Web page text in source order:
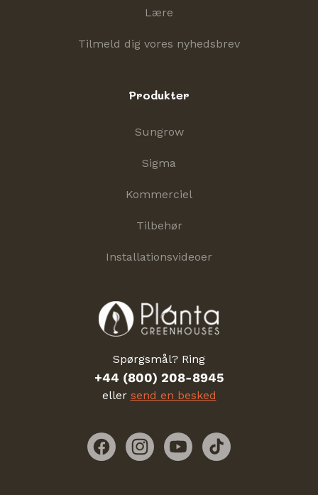
Lære
Tilmeld dig vores nyhedsbrev
Produkter
Sungrow
Sigma
Kommerciel
Tilbehør
Installationsvideoer
Spørgsmål? Ring
+44 (800) 208-8945
eller send en besked
FacebookInstagramYouTubeTikTok